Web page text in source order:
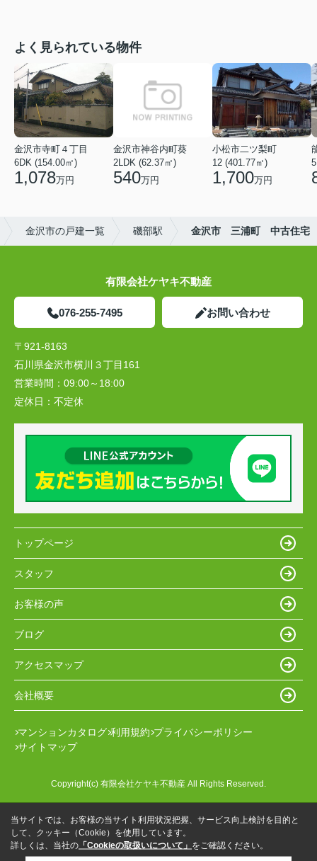
よく見られている物件
金沢市寺町４丁目
6DK (154.00㎡)
1,078万円
金沢市神谷内町葵
2LDK (62.37㎡)
540万円
小松市二ツ梨町
12 (401.77㎡)
1,700万円
金沢市の戸建一覧 磯部駅 金沢市 三浦町 中古住宅
有限会社ケヤキ不動産
076-255-7495 お問い合わせ
〒921-8163
石川県金沢市横川３丁目161
営業時間： 09:00～18:00
定休日： 不定休
トップページ
スタッフ
お客様の声
ブログ
アクセスマップ
会社概要
マンションカタログ 利用規約 プライバシーポリシー
サイトマップ
Copyright(c) 有限会社ケヤキ不動産 All Rights Reserved.
当サイトでは、お客様の当サイト利用状況把握、サービス向上検討を目的と
して、クッキー（Cookie）を使用しています。
詳しくは、当社の 「Cookieの取扱いについて」 をご確認ください。